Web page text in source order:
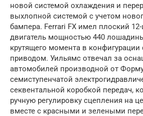
новой системой охлаждения и
выхлопной системой с учетом
бампера. Ferrari FX имел плоский
двигатель мощностью 440
крутящего момента в конфигурации
приводом. Уильямс отвечал за
автомобилей производной от
семиступенчатой
секвентальной коробкой передач,
ручную регулировку сцепления на
вместе с красными и зелеными